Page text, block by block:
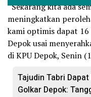
“Sekarang kita ada
meningkatkan
kami optimis dapat
Depok usai
di KPU Depok, Senin
Tajudin Tabri
Golkar Depok: